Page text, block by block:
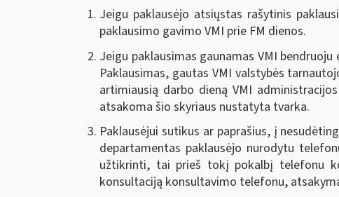
Jeigu paklausėjo atsiųstas rašytinis
paklausimo gavimo VMI prie FM dienos.
Jeigu paklausimas gaunamas VMI
Paklausimas, gautas VMI valstybės
artimiausią darbo dieną VMI
atsakoma šio skyriaus nustatyta tvarka.
Paklausėjui sutikus ar paprašius, į
departamentas paklausėjo nurodytu
užtikrinti, tai prieš tokį pokalbį telefonu
konsultaciją konsultavimo telefonu,